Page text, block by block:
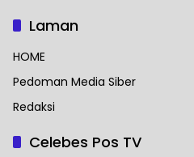
Laman
HOME
Pedoman Media Siber
Redaksi
Celebes Pos TV